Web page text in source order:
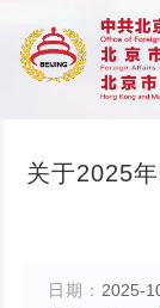
关于2025
日期： 2025-